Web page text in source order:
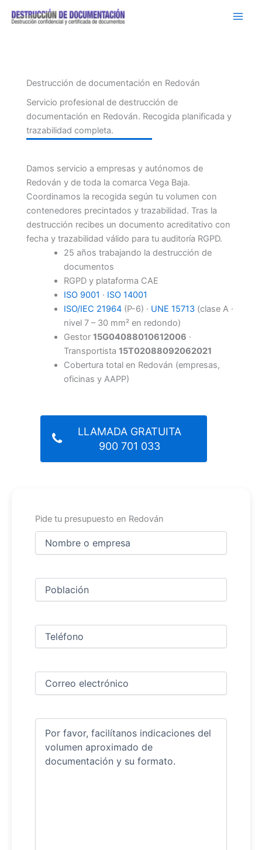
Destrucción de documentación en Redován
Servicio profesional de destrucción de
documentación en Redován. Recogida planificada y
trazabilidad completa.
Damos servicio a empresas y autónomos de
Redován y de toda la comarca Vega Baja.
Coordinamos la recogida según tu volumen con
contenedores precintados y trazabilidad. Tras la
destrucción recibes un documento acreditativo con
fecha y trazabilidad válido para tu auditoría RGPD.
25 años trabajando la destrucción de
documentos
RGPD y plataforma CAE
ISO 9001 · ISO 14001
ISO/IEC 21964(P-6) · UNE 15713(clase A ·
nivel 7 – 30 mm² en redondo)
Gestor 15G04088010612006 ·
Transportista 15T02088092062021
Cobertura total en Redován (empresas,
oficinas y AAPP)
LLAMADA GRATUITA
900 701 033
Pide tu presupuesto en Redován
Nombre
Ciudad
Teléfono
Correo
electrónico (Obligatorio)
Comentarios